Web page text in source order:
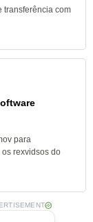
transferência com
para
rexvidsos do